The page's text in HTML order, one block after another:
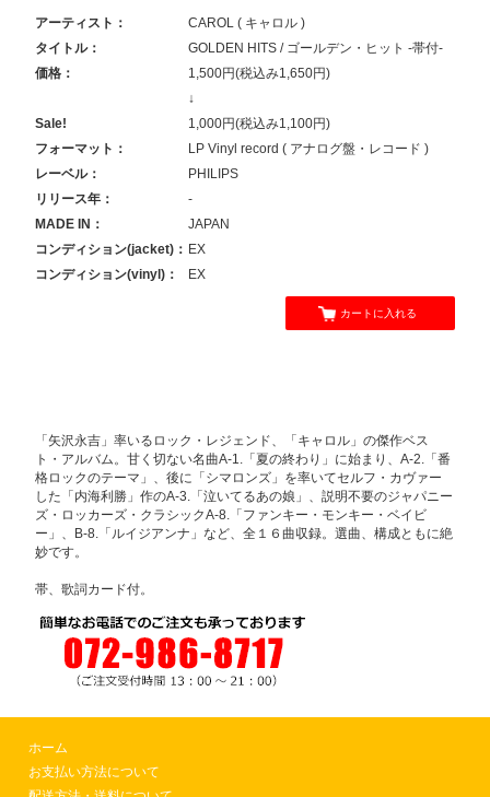
アーティスト：
CAROL ( キャロル )
タイトル：
GOLDEN HITS / ゴールデン・ヒット -帯付-
価格：
1,500円(税込み1,650円)
↓
Sale!
1,000円(税込み1,100円)
フォーマット：
LP Vinyl record ( アナログ盤・レコード )
レーベル：
PHILIPS
リリース年：
-
MADE IN：
JAPAN
コンディション(jacket)： EX
コンディション(vinyl)：
EX
カートに入れる
「矢沢永吉」率いるロック・レジェンド、「キャロル」の傑作ベス
ト・アルバム。甘く切ない名曲A-1.「夏の終わり」に始まり、A-2.「番
格ロックのテーマ」、後に「シマロンズ」を率いてセルフ・カヴァー
した「内海利勝」作のA-3.「泣いてるあの娘」、説明不要のジャパニー
ズ・ロッカーズ・クラシックA-8.「ファンキー・モンキー・ベイビ
ー」、B-8.「ルイジアンナ」など、全１６曲収録。選曲、構成ともに絶
妙です。
帯、歌詞カード付。
ホーム
お支払い方法について